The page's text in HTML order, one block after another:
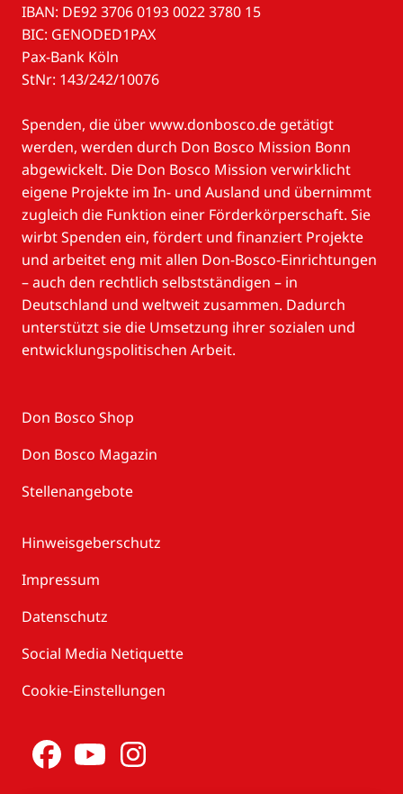
IBAN: DE92 3706 0193 0022 3780 15
BIC: GENODED1PAX
Pax-Bank Köln
StNr: 143/242/10076
Spenden, die über www.donbosco.de getätigt
werden, werden durch Don Bosco Mission Bonn
abgewickelt. Die Don Bosco Mission verwirklicht
eigene Projekte im In- und Ausland und übernimmt
zugleich die Funktion einer Förderkörperschaft. Sie
wirbt Spenden ein, fördert und finanziert Projekte
und arbeitet eng mit allen Don-Bosco-Einrichtungen
– auch den rechtlich selbstständigen – in
Deutschland und weltweit zusammen. Dadurch
unterstützt sie die Umsetzung ihrer sozialen und
entwicklungspolitischen Arbeit.
Don Bosco Shop
Don Bosco Magazin
Stellenangebote
Hinweisgeberschutz
Impressum
Datenschutz
Social Media Netiquette
Cookie-Einstellungen